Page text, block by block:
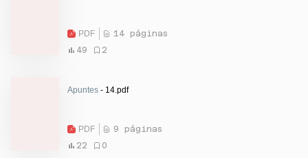
PDF
14 páginas
49
2
Apuntes - 14.pdf
PDF
9 páginas
22
0